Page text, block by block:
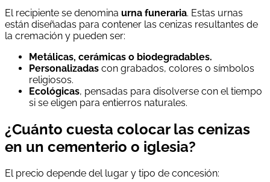
El recipiente se denomina urna funeraria. Estas urnas
están diseñadas para contener las cenizas resultantes de
la cremación y pueden ser:
Metálicas, cerámicas o biodegradables.
Personalizadas con grabados, colores o símbolos
religiosos.
Ecológicas, pensadas para disolverse con el tiempo
si se eligen para entierros naturales.
¿Cuánto cuesta colocar las cenizas
en un cementerio o iglesia?
El precio depende del lugar y tipo de concesión: